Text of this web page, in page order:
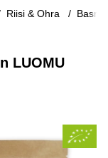
Riisi & Ohra
LUOMU
LUOMU 500g x 5